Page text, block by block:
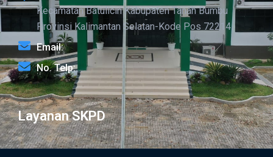
Kecamatan Batulicin Kabupaten Tanah Bumbu
Provinsi Kalimantan Selatan-Kode Pos 72214
Email:
No. Telp:
Layanan SKPD